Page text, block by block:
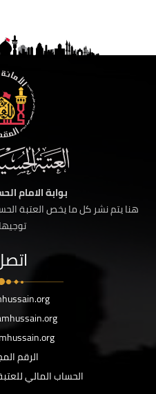
بوابة الامام
هنا يتم نشر كل ما يخص العتبة
الرقم
الحساب المالي